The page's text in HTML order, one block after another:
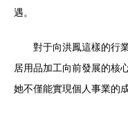
遇。
對于向洪鳳這樣的行
居用品加工向前發展的核
她不僅能實現個人事業的